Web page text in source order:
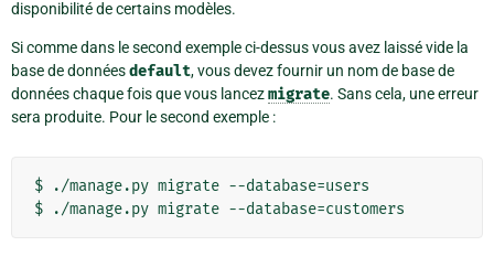
disponibilité de certains modèles.
Si comme dans le second exemple ci-dessus vous avez laissé vide la
base de donnéesdefault, vous devez fournir un nom de base de
données chaque fois que vous lancezmigrate. Sans cela, une erreur
sera produite. Pour le second exemple :
$ ./manage.py migrate --database=users